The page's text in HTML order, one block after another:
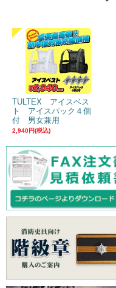
TULTEX アイスベス
ト アイスパック４個
付 男女兼用
2,940円(税込)